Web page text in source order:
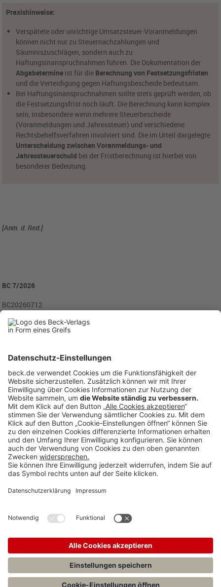
Praxishinweise:
Verspätete oder unrichtige Umsatzsteuer-Voranmeldungen
können nicht nur zu Steuernachzahlungen und
Säumniszuschlägen, sondern auch zu
Haftungsinanspruchnahmen führen. Die Dokumentation der
Abgabetermine ist für die Berechnung von Festsetzungsfristen
und die Verteidigung gegen Haftungsbescheide bedeutsam.
Bei Haftungsinanspruchnahmen sollte stets geprüft werden, ob
die Festsetzungsfrist noch läuft. Die Berechnung kann komplex
sein, insbesondere wenn mehrere Steuerbescheide
(Voranmeldungen und Jahressteuer) und verschiedene
Rechtsbehelfsverfahren involviert sind. Die im Urteil dargelegte
Unterscheidung zwischen Voranmeldungs- und
Jahressteuerschuld bei der Fristberechnung ist hierbei von
besonderer Bedeutung.
[Anm. d. Red.]
BC 7/2026
BC20260712
Anzeigen